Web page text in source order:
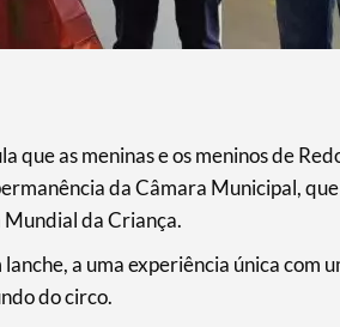
que as meninas e os meninos de
da Câmara Municipal,
Mundial da Criança.
a uma experiência única com
do circo.